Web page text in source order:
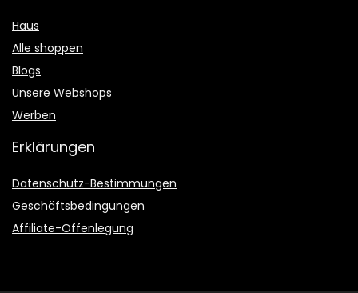
Haus
Alle shoppen
Blogs
Unsere Webshops
Werben
Erklärungen
Datenschutz-Bestimmungen
Geschäftsbedingungen
Affiliate-Offenlegung